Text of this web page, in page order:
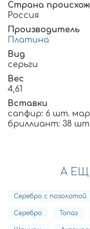
Страна
Россия
Производитель
Платина
Вид
серьги
Вес
4,61
Вставки
сапфир: 6 шт.
бриллиант: 38 шт.
А
Серебро с позолотой
Серебро Топаз